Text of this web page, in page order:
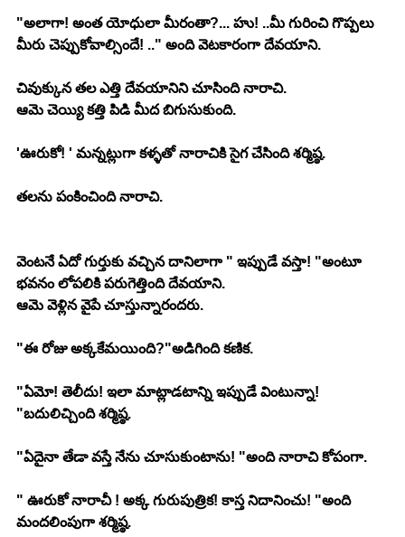
"అలాగా! అంత యోధులా మీరంతా?... హు! ..మీ గురించి గొప్పలు
మీరు చెప్పుకోవాల్సిందే! .." అంది వెటకారంగా దేవయాని.
చివుక్కున తల ఎత్తి దేవయానిని చూసింది నారాచి.
ఆమె చెయ్యి కత్తి పిడి మీద బిగుసుకుంది.
'ఊరుకో! ' మన్నట్లుగా కళ్ళతో నారాచికి సైగ చేసింది శర్మిష్ఠ.
తలను పంకించింది నారాచి.
వెంటనే ఏదో గుర్తుకు వచ్చిన దానిలాగా " ఇప్పుడే వస్తా! "అంటూ
భవనం లోపలికి పరుగెత్తింది దేవయాని.
ఆమె వెళ్లిన వైపే చూస్తున్నారందరు.
"ఈ రోజు అక్కకేమయింది?"అడిగింది కణిక.
"ఏమో! తెలీదు! ఇలా మాట్లాడటాన్ని ఇప్పుడే వింటున్నా!
"బదులిచ్చింది శర్మిష్ఠ.
"ఏదైనా తేడా వస్తే నేను చూసుకుంటాను! "అంది నారాచి కోపంగా.
" ఊరుకో నారాచీ ! అక్క గురుపుత్రిక! కాస్త నిదానించు! "అంది
మందలింపుగా శర్మిష్ఠ.